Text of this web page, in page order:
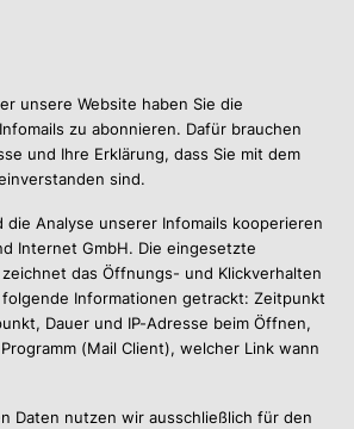
unsere Website haben Sie die
zu abonnieren. Dafür brauchen
und Ihre Erklärung, dass Sie mit dem
sind.
die Analyse unserer Infomails kooperieren
Internet GmbH. Die eingesetzte
zeichnet das Öffnungs- und Klickverhalten
Informationen getrackt: Zeitpunkt
Dauer und IP-Adresse beim Öffnen,
(Mail Client), welcher Link wann
Daten nutzen wir ausschließlich für den